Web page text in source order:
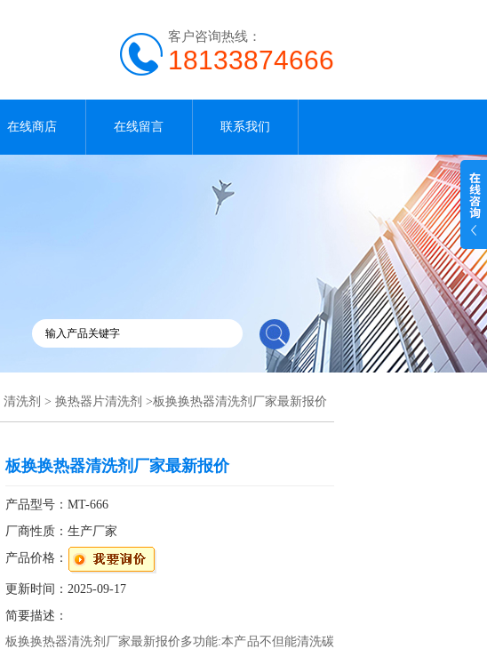
客户咨询热线：
18133874666
在线商店 在线留言 联系我们
清洗剂 > 换热器片清洗剂 >板换换热器清洗剂厂家最新报价
板换换热器清洗剂厂家最新报价
产品型号：MT-666
厂商性质：生产厂家
产品价格：
更新时间：2025-09-17
简要描述：
板换换热器清洗剂厂家最新报价多功能:本产品不但能清洗碳